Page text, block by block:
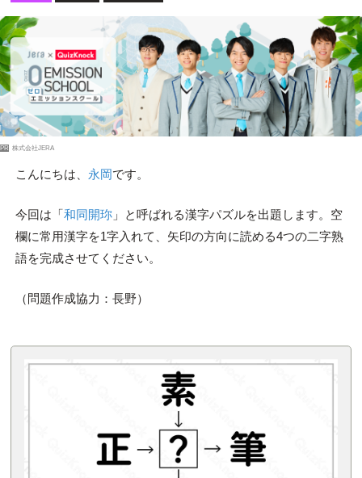
PR 株式会社JERA
こんにちは、 永岡です。
今回は「和同開珎」と呼ばれる漢字パズルを出題します。空
欄に常用漢字を1字入れて、矢印の方向に読める4つの二字熟
語を完成させてください。
（問題作成協力：長野）